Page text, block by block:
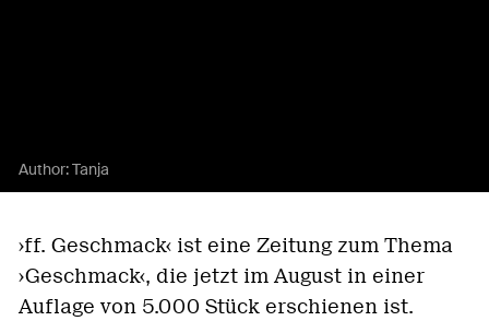
Author:Tanja
›ff. Geschmack‹ ist eine Zeitung zum Thema
›Geschmack‹, die jetzt im August in einer
Auflage von 5.000 Stück erschienen ist.